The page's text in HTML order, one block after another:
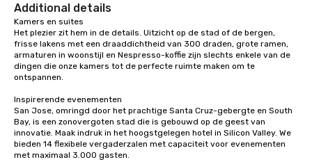
Additional details
Kamers en suites
Het plezier zit hem in de details. Uitzicht op de stad of de bergen,
frisse lakens met een draaddichtheid van 300 draden, grote ramen,
armaturen in woonstijl en Nespresso-koffie zijn slechts enkele van de
dingen die onze kamers tot de perfecte ruimte maken om te
ontspannen.
Inspirerende evenementen
San Jose, omringd door het prachtige Santa Cruz-gebergte en South
Bay, is een zonovergoten stad die is gebouwd op de geest van
innovatie. Maak indruk in het hoogstgelegen hotel in Silicon Valley. We
bieden 14 flexibele vergaderzalen met capaciteit voor evenementen
met maximaal 3.000 gasten.